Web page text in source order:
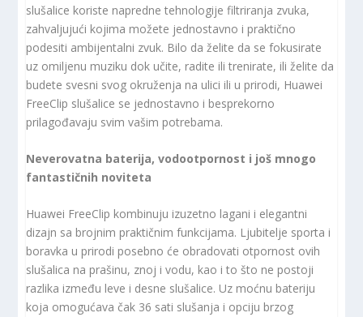
slušalice koriste napredne tehnologije filtriranja zvuka,
zahvaljujući kojima možete jednostavno i praktično
podesiti ambijentalni zvuk. Bilo da želite da se fokusirate
uz omiljenu muziku dok učite, radite ili trenirate, ili želite da
budete svesni svog okruženja na ulici ili u prirodi, Huawei
FreeClip slušalice se jednostavno i besprekorno
prilagođavaju svim vašim potrebama.
Neverovatna baterija, vodootpornost i još mnogo
fantastičnih noviteta
Huawei FreeClip kombinuju izuzetno lagani i elegantni
dizajn sa brojnim praktičnim funkcijama. Ljubitelje sporta i
boravka u prirodi posebno će obradovati otpornost ovih
slušalica na prašinu, znoj i vodu, kao i to što ne postoji
razlika između leve i desne slušalice. Uz moćnu bateriju
koja omogućava čak 36 sati slušanja i opciju brzog